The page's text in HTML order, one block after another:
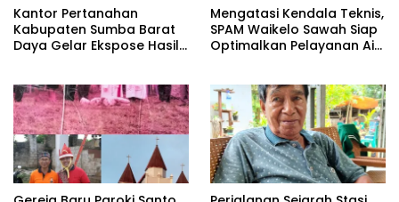
Kantor Pertanahan
Kabupaten Sumba Barat
Daya Gelar Ekspose Hasil
Mengatasi Kendala Teknis,
SPAM Waikelo Sawah Siap
Optimalkan Pelayanan Air